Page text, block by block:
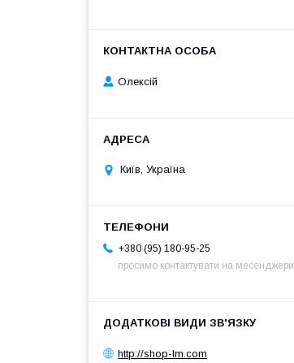
Олексій
Київ, Україна
+380 (95) 180-95-25
просимо контактувати на месенджери
http://shop-lm.com